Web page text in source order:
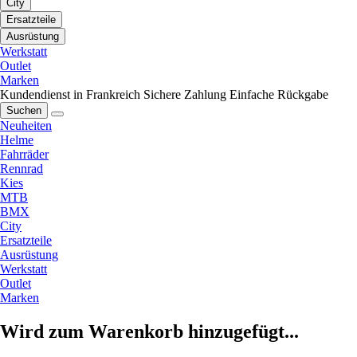
City
Ersatzteile
Ausrüstung
Werkstatt
Outlet
Marken
Kundendienst in Frankreich Sichere Zahlung Einfache Rückgabe
Suchen
Neuheiten
Helme
Fahrräder
Rennrad
Kies
MTB
BMX
City
Ersatzteile
Ausrüstung
Werkstatt
Outlet
Marken
Wird zum Warenkorb hinzugefügt...